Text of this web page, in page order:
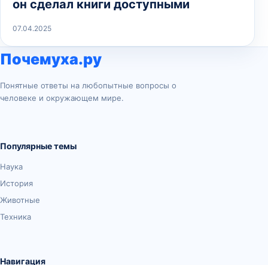
он сделал книги доступными
07.04.2025
Почемуха.ру
Понятные ответы на любопытные вопросы о
человеке и окружающем мире.
Популярные темы
Наука
История
Животные
Техника
Навигация